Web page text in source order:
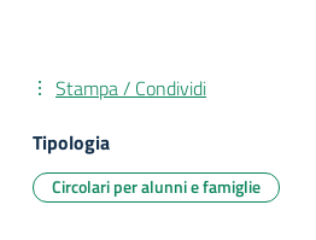
Stampa / Condividi
Tipologia
Circolari per alunni e famiglie